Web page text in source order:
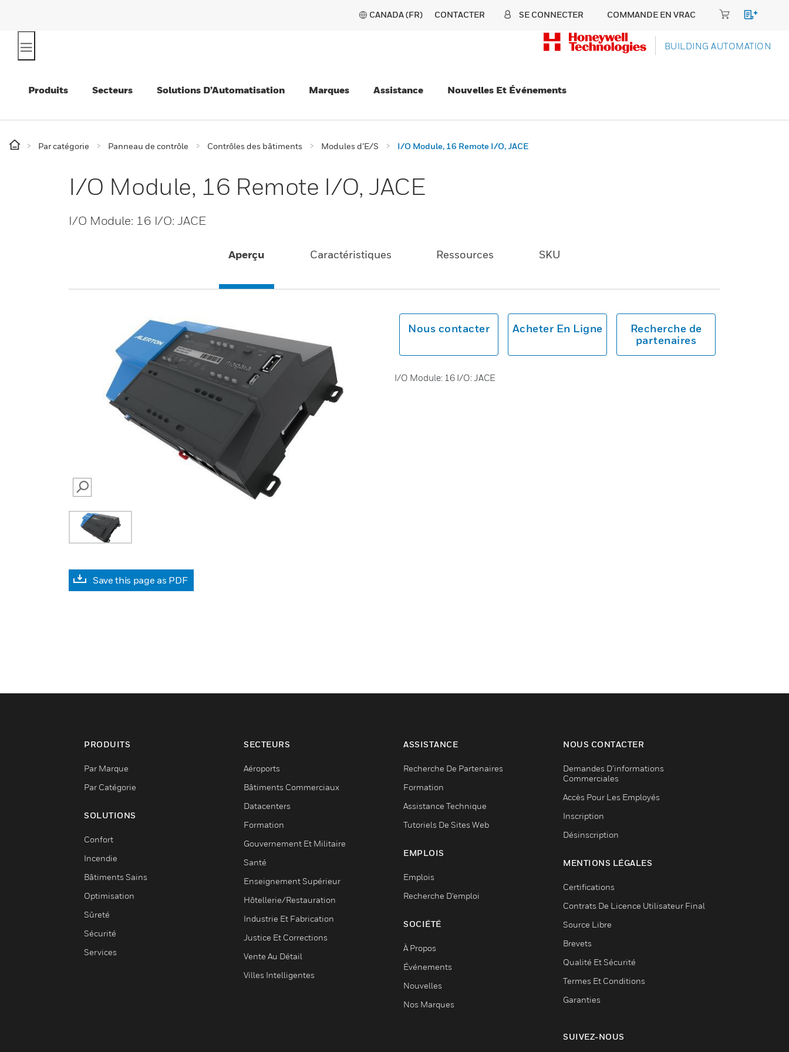
CANADA (FR) CONTACTER SE CONNECTER COMMANDE EN VRAC
BUILDING AUTOMATION
Produits Secteurs Solutions D’Automatisation Marques Assistance Nouvelles Et Événements
Par catégorie Panneau de contrôle Contrôles des bâtiments Modules d’E/S I/O Module, 16 Remote I/O, JACE
I/O Module, 16 Remote I/O, JACE
I/O Module: 16 I/O: JACE
Aperçu Caractéristiques Ressources SKU
SEARCH
Save this page as PDF
Nous contacter Acheter En Ligne
Recherche de
partenaires
I/O Module: 16 I/O: JACE
PRODUITS
Par Marque
Par Catégorie
SOLUTIONS
Confort
Incendie
Bâtiments Sains
Optimisation
Sûreté
Sécurité
Services
SECTEURS
Aéroports
Bâtiments Commerciaux
Datacenters
Formation
Gouvernement Et Militaire
Santé
Enseignement Supérieur
Hôtellerie/Restauration
Industrie Et Fabrication
Justice Et Corrections
Vente Au Détail
Villes Intelligentes
ASSISTANCE
Recherche De Partenaires
Formation
Assistance Technique
Tutoriels De Sites Web
EMPLOIS
Emplois
Recherche D'emploi
SOCIÉTÉ
À Propos
Événements
Nouvelles
Nos Marques
NOUS CONTACTER
Demandes D’informations
Commerciales
Accès Pour Les Employés
Inscription
Désinscription
MENTIONS LÉGALES
Certifications
Contrats De Licence Utilisateur Final
Source Libre
Brevets
Qualité Et Sécurité
Termes Et Conditions
Garanties
SUIVEZ-NOUS